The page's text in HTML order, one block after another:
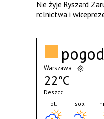
Nie żyje Ryszard
rolnictwa i
Warszawa
22°C
Deszcz
pt.
sob.